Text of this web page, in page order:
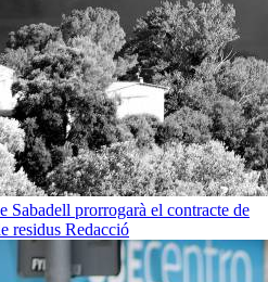
Sabadell prorrogarà el contracte de
residus Redacció